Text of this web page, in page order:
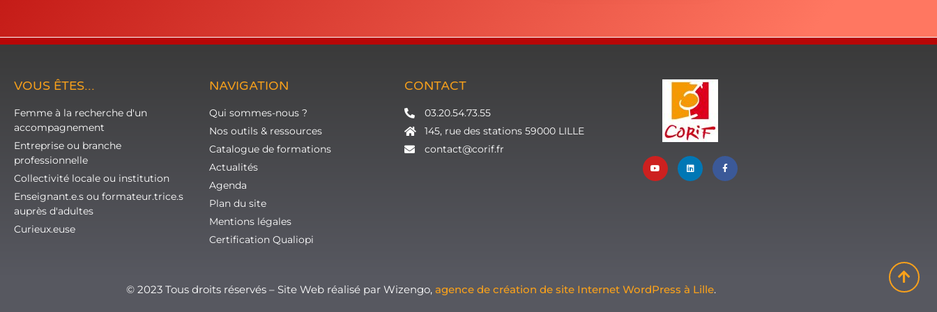
VOUS ÊTES...
Femme à la recherche d'un
accompagnement
Entreprise ou branche
professionnelle
Collectivité locale ou institution
Enseignant.e.s ou formateur.trice.s
auprès d'adultes
Curieux.euse
NAVIGATION
Qui sommes-nous ?
Nos outils & ressources
Catalogue de formations
Actualités
Agenda
Plan du site
Mentions légales
Certification Qualiopi
CONTACT
03.20.54.73.55
145, rue des stations 59000 LILLE
contact@corif.fr
© 2023 Tous droits réservés – Site Web réalisé par Wizengo, agence de création de site Internet WordPress à Lille.